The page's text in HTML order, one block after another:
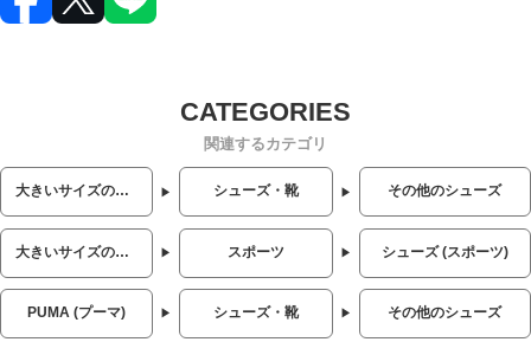
関連するカテゴリ
大きいサイズのメンズ服 シューズ・靴 その他のシューズ
大きいサイズのメンズ服 スポーツ シューズ (スポーツ)
PUMA (プーマ) シューズ・靴 その他のシューズ